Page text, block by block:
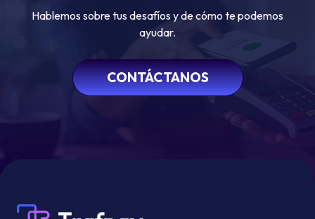
Hablemos sobre tus desafíos y de cómo te podemos
ayudar.
CONTÁCTANOS